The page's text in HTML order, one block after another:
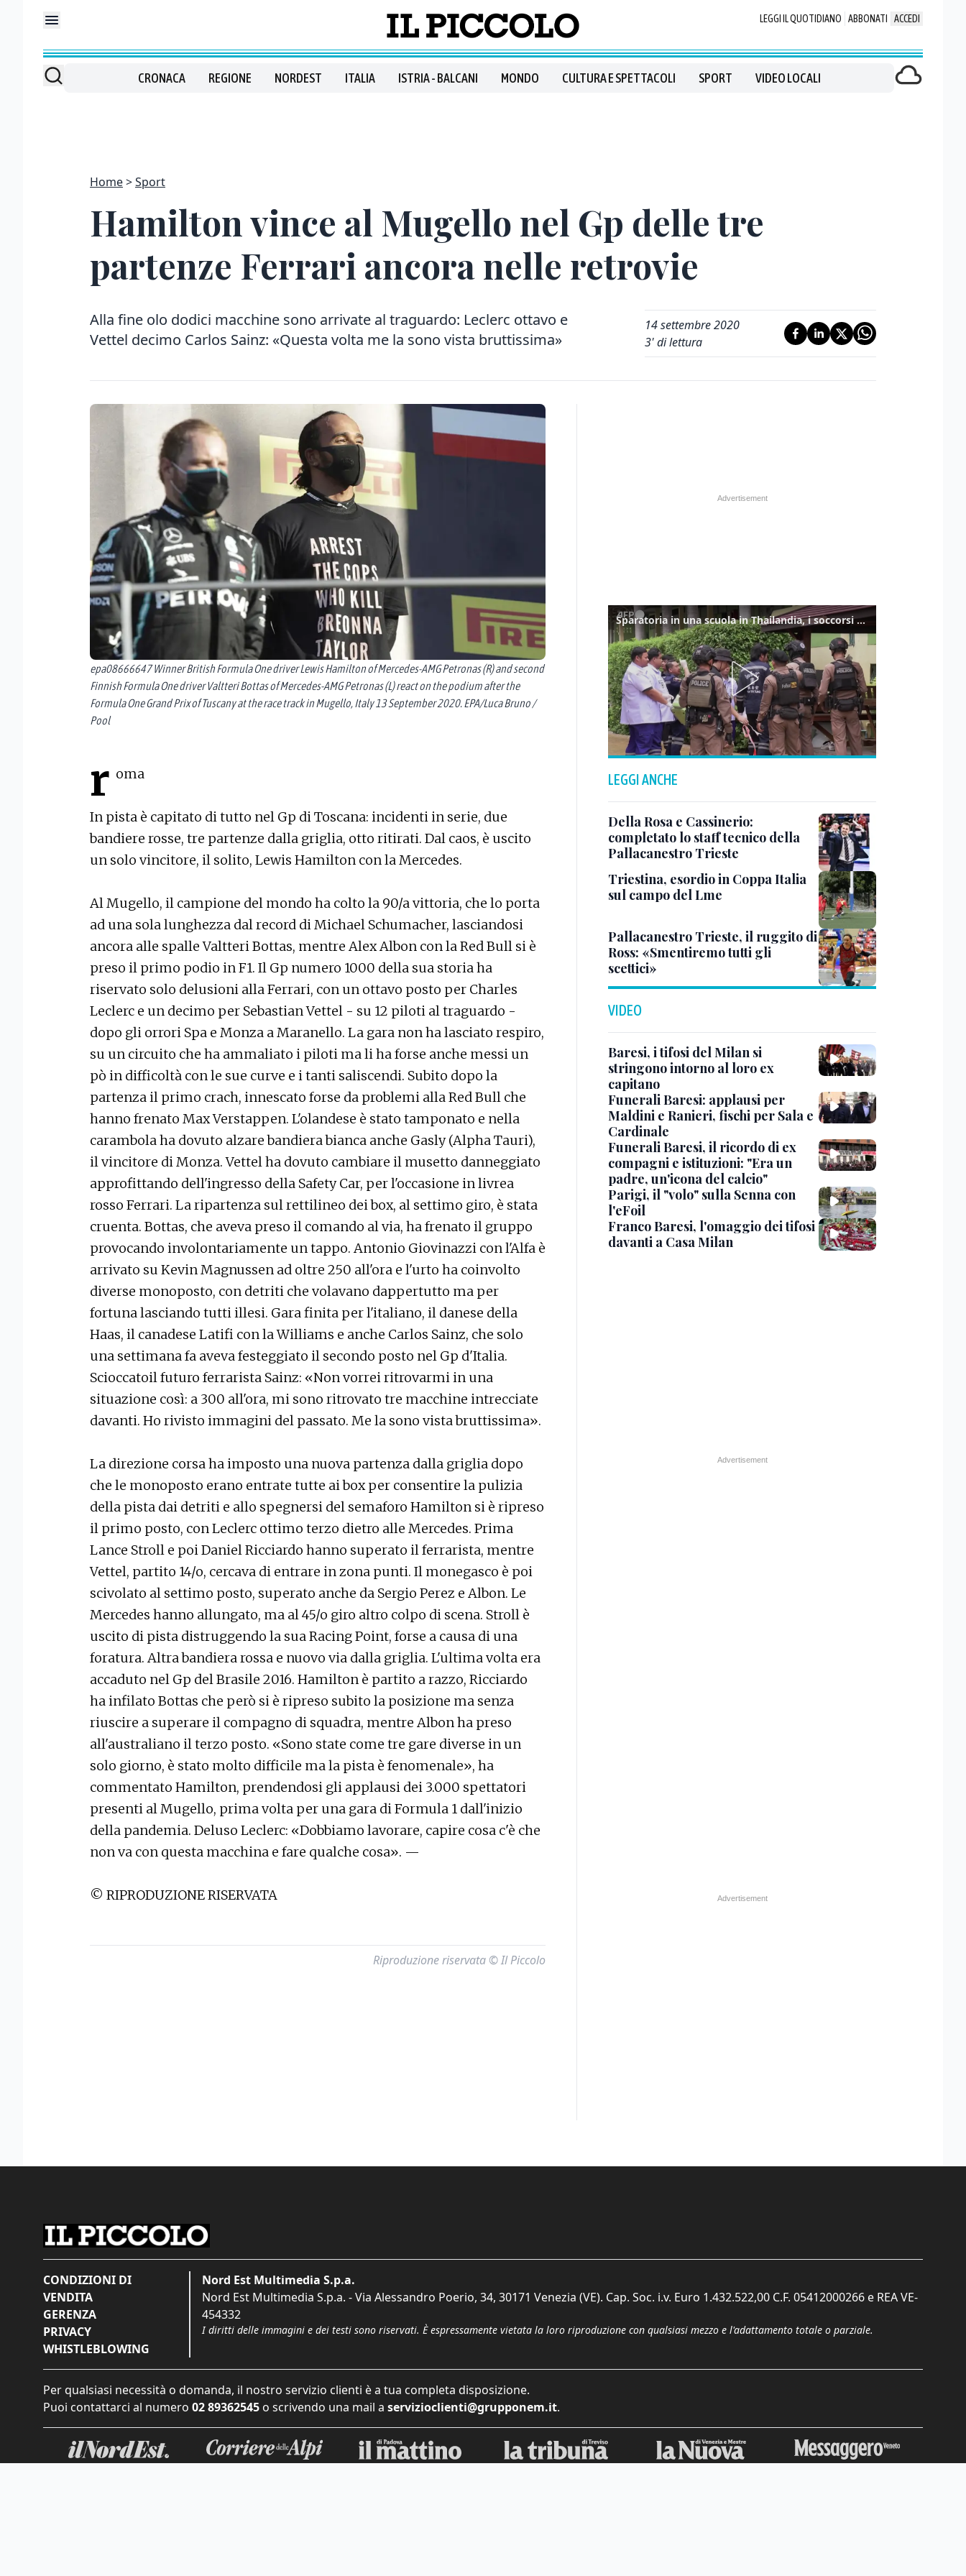
LEGGI IL QUOTIDIANO ABBONATI ACCEDI
CRONACA REGIONE NORDEST ITALIA ISTRIA - BALCANI MONDO CULTURA E SPETTACOLI SPORT VIDEO LOCALI
Home Sport
Hamilton vince al Mugello nel Gp delle tre
partenze Ferrari ancora nelle retrovie
Alla fine olo dodici macchine sono arrivate al traguardo: Leclerc ottavo e
Vettel decimo Carlos Sainz: «Questa volta me la sono vista bruttissima»
14 settembre 2020
3' di lettura
epa08666647 Winner British Formula One driver Lewis Hamilton of Mercedes-AMG Petronas (R) and second
Finnish Formula One driver Valtteri Bottas of Mercedes-AMG Petronas (L) react on the podium after the
Formula One Grand Prix of Tuscany at the race track in Mugello, Italy 13 September 2020. EPA/Luca Bruno /
Pool
r oma
In pista è capitato di tutto nel Gp di Toscana: incidenti in serie, due
bandiere rosse, tre partenze dalla griglia, otto ritirati. Dal caos, è uscito
un solo vincitore, il solito, Lewis Hamilton con la Mercedes.
Al Mugello, il campione del mondo ha colto la 90/a vittoria, che lo porta
ad una sola lunghezza dal record di Michael Schumacher, lasciandosi
ancora alle spalle Valtteri Bottas, mentre Alex Albon con la Red Bull si è
preso il primo podio in F1. Il Gp numero 1000 della sua storia ha
riservato solo delusioni alla Ferrari, con un ottavo posto per Charles
Leclerc e un decimo per Sebastian Vettel - su 12 piloti al traguardo -
dopo gli orrori Spa e Monza a Maranello. La gara non ha lasciato respiro,
su un circuito che ha ammaliato i piloti ma li ha forse anche messi un
pò in difficoltà con le sue curve e i tanti saliscendi. Subito dopo la
partenza il primo crach, innescato forse da problemi alla Red Bull che
hanno frenato Max Verstappen. L'olandese è stato tamponato e nella
carambola ha dovuto alzare bandiera bianca anche Gasly (Alpha Tauri),
il vincitore di Monza. Vettel ha dovuto cambiare il musetto danneggiato
approfittando dell'ingresso della Safety Car, per l'occasione in livrea
rosso Ferrari. La ripartenza sul rettilineo dei box, al settimo giro, è stata
cruenta. Bottas, che aveva preso il comando al via, ha frenato il gruppo
provocando involontariamente un tappo. Antonio Giovinazzi con l'Alfa è
arrivato su Kevin Magnussen ad oltre 250 all'ora e l'urto ha coinvolto
diverse monoposto, con detriti che volavano dappertutto ma per
fortuna lasciando tutti illesi. Gara finita per l'italiano, il danese della
Haas, il canadese Latifi con la Williams e anche Carlos Sainz, che solo
una settimana fa aveva festeggiato il secondo posto nel Gp d'Italia.
Scioccatoil futuro ferrarista Sainz: «Non vorrei ritrovarmi in una
situazione così: a 300 all'ora, mi sono ritrovato tre macchine intrecciate
davanti. Ho rivisto immagini del passato. Me la sono vista bruttissima».
La direzione corsa ha imposto una nuova partenza dalla griglia dopo
che le monoposto erano entrate tutte ai box per consentire la pulizia
della pista dai detriti e allo spegnersi del semaforo Hamilton si è ripreso
il primo posto, con Leclerc ottimo terzo dietro alle Mercedes. Prima
Lance Stroll e poi Daniel Ricciardo hanno superato il ferrarista, mentre
Vettel, partito 14/o, cercava di entrare in zona punti. Il monegasco è poi
scivolato al settimo posto, superato anche da Sergio Perez e Albon. Le
Mercedes hanno allungato, ma al 45/o giro altro colpo di scena. Stroll è
uscito di pista distruggendo la sua Racing Point, forse a causa di una
foratura. Altra bandiera rossa e nuovo via dalla griglia. L'ultima volta era
accaduto nel Gp del Brasile 2016. Hamilton è partito a razzo, Ricciardo
ha infilato Bottas che però si è ripreso subito la posizione ma senza
riuscire a superare il compagno di squadra, mentre Albon ha preso
all'australiano il terzo posto. «Sono state come tre gare diverse in un
solo giorno, è stato molto difficile ma la pista è fenomenale», ha
commentato Hamilton, prendendosi gli applausi dei 3.000 spettatori
presenti al Mugello, prima volta per una gara di Formula 1 dall'inizio
della pandemia. Deluso Leclerc: «Dobbiamo lavorare, capire cosa c'è che
non va con questa macchina e fare qualche cosa». —
© RIPRODUZIONE RISERVATA
Riproduzione riservata © Il Piccolo
Sparatoria in una scuola in Thailandia, i soccorsi sul posto
LEGGI ANCHE
Della Rosa e Cassinerio:
completato lo staff tecnico della
Pallacanestro Trieste
Triestina, esordio in Coppa Italia
sul campo del Lme
Pallacanestro Trieste, il ruggito di
Ross: «Smentiremo tutti gli
scettici»
VIDEO
Baresi, i tifosi del Milan si
stringono intorno al loro ex
capitano
Funerali Baresi: applausi per
Maldini e Ranieri, fischi per Sala e
Cardinale
Funerali Baresi, il ricordo di ex
compagni e istituzioni: "Era un
padre, un'icona del calcio"
Parigi, il "volo" sulla Senna con
l'eFoil
Franco Baresi, l'omaggio dei tifosi
davanti a Casa Milan
CONDIZIONI DI
VENDITA
GERENZA
PRIVACY
WHISTLEBLOWING
Nord Est Multimedia S.p.a.
Nord Est Multimedia S.p.a. - Via Alessandro Poerio, 34, 30171 Venezia (VE). Cap. Soc. i.v. Euro 1.432.522,00 C.F. 05412000266 e REA VE-
454332
I diritti delle immagini e dei testi sono riservati. È espressamente vietata la loro riproduzione con qualsiasi mezzo e l'adattamento totale o parziale.
Per qualsiasi necessità o domanda, il nostro servizio clienti è a tua completa disposizione.
Puoi contattarci al numero 02 89362545 o scrivendo una mail a servizioclienti@grupponem.it.